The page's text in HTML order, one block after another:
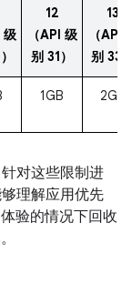
级
12
（API 级
别 31）
13
（API
别 33
1GB 2GB
对这些限制进
理解应用优先
验的情况下回收